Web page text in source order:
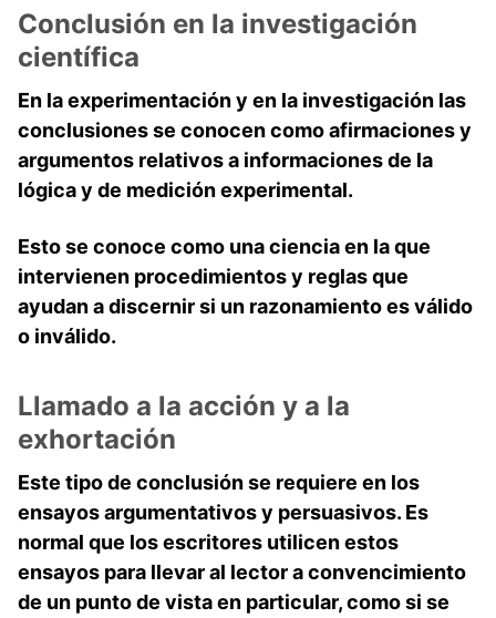
Conclusión en la investigación
científica
En la experimentación y en la investigación las
conclusiones se conocen como afirmaciones y
argumentos relativos a informaciones de la
lógica y de medición experimental.
Esto se conoce como unacienciaen la que
intervienen procedimientos y reglas que
ayudan a discernir si un razonamiento es válido
o inválido.
Llamado a la acción y a la
exhortación
Este tipo de conclusión se requiere en los
ensayos argumentativos y persuasivos. Es
normal que los escritores utilicen estos
ensayos para llevar al lector a convencimiento
de un punto de vista en particular, como si se